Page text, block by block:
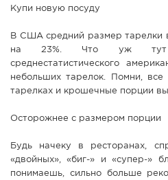
Купи новую посуду
В США средний размер тарелки
на 23%. Что уж тут
среднестатистического
небольших тарелок. Помни, все
тарелках и крошечные порции
Осторожнее с размером порции
Будь начеку в ресторанах,
«двойных», «биг-» и «супер-»
понимаешь, сильно больше